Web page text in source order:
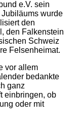
e.V. sein
wurde
den
den Falkenstein
Schweiz
Felsenheimat.
vor allem
bedankte
ganz
einbringen, ob
oder mit